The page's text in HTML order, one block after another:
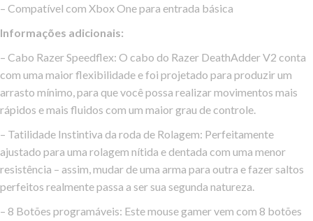
– Compatível com Xbox One para entrada básica
Informações adicionais:
– Cabo Razer Speedflex: O cabo do Razer DeathAdder V2 conta
com uma maior flexibilidade e foi projetado para produzir um
arrasto mínimo, para que você possa realizar movimentos mais
rápidos e mais fluidos com um maior grau de controle.
– Tatilidade Instintiva da roda de Rolagem: Perfeitamente
ajustado para uma rolagem nítida e dentada com uma menor
resistência – assim, mudar de uma arma para outra e fazer saltos
perfeitos realmente passa a ser sua segunda natureza.
– 8 Botões programáveis: Este mouse gamer vem com 8 botões